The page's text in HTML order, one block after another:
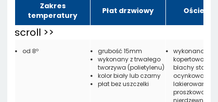
Zakres
temperatury
Płat drzwiowy
od 8º
grubość 15mm
wykonany z trwałego
tworzywa (polietylenu)
kolor biały lub czarny
płat bez uszczelki
wykonana z
kopertowo
blachy
ocynkowanej
lakierowanej
proszkowo, z
nierdzewnej